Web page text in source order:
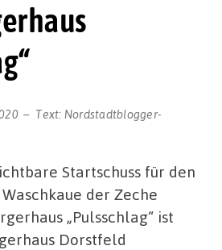
Text: Nordstadtblogger-
Startschuss für den
der Zeche
„Pulsschlag“ ist
Dorstfeld